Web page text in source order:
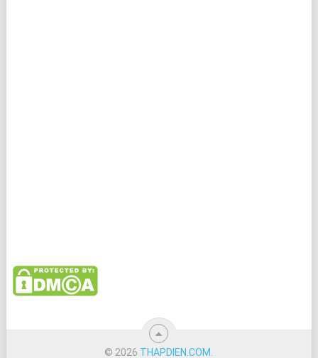
© 2026 THAPDIEN.COM.